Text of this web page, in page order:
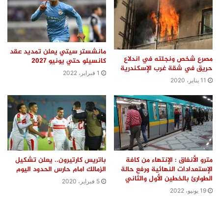
مصرع شخص ونجلته في اندلاع
حريق في شقة غرب الإسكندرية
11 يناير، 2020
مانشستر سيتي يعلن تمديد عقد
كانسيلو حتي يونيو 2027
1 فبراير، 2022
مترو الأنفاق : الإنتهاء من كافة
الإستعدادات النهائية ورفع حالة
الطوارئ بالخطين الأول والثاني
19 يونيو، 2022
باتريس كارتيرون.. يعلن تشكيل
الزمالك امام حارس الحدود اليوم
5 فبراير، 2020